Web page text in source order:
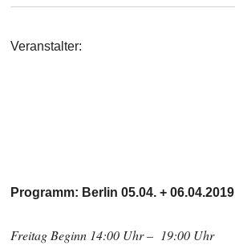
Veranstalter:
Programm: Berlin 05.04. + 06.04.2019
Freitag Beginn 14:00 Uhr – 19:00 Uhr